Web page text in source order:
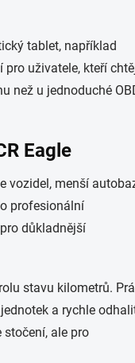
tablet, například
pro uživatele, kteří
než u jednoduché
Eagle
vozidel, menší
profesionální
důkladnější
stavu kilometrů.
a rychle
stočení, ale pro